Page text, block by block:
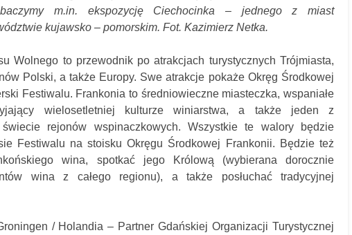
m.in. ekspozycję Ciechocinka – jednego z miast
kujawsko – pomorskim. Fot. Kazimierz Netka.
Wolnego to przewodnik po atrakcjach turystycznych Trójmiasta,
Polski, a także Europy. Swe atrakcje pokaże Okręg Środkowej
Festiwalu. Frankonia to średniowieczne miasteczka, wspaniałe
wielosetletniej kulturze winiarstwa, a także jeden z
rejonów wspinaczkowych. Wszystkie te walory będzie
Festiwalu na stoisku Okręgu Środkowej Frankonii. Będzie też
wina, spotkać jego Królową (wybierana dorocznie
wina z całego regionu), a także posłuchać tradycyjnej
/ Holandia – Partner Gdańskiej Organizacji Turystycznej